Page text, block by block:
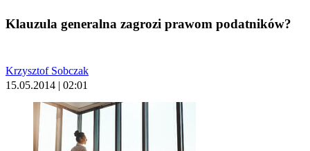
Klauzula generalna zagrozi prawom podatników?
Krzysztof Sobczak
15.05.2014 | 02:01